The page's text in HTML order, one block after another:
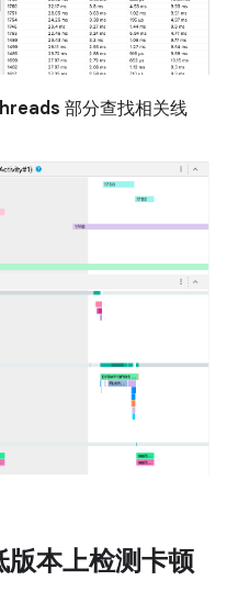
部分查找相关线
本上检测卡顿